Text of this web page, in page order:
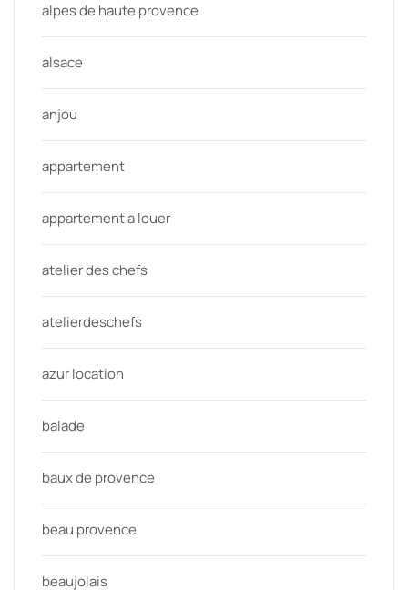
alpes de haute provence
alsace
anjou
appartement
appartement a louer
atelier des chefs
atelierdeschefs
azur location
balade
baux de provence
beau provence
beaujolais